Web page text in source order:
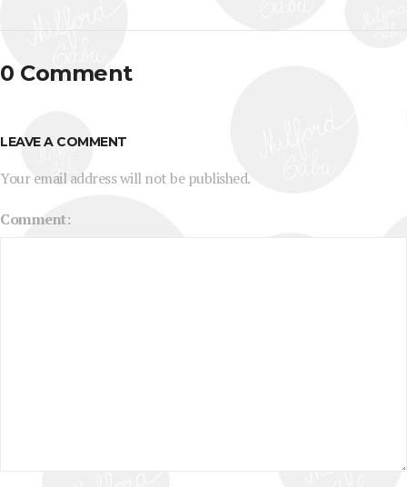
0 Comment
LEAVE A COMMENT
Your email address will not be published.
Comment: